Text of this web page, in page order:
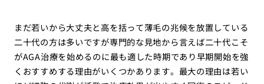
まだ若いから大丈夫と高を括って薄毛の兆候を放置している
二十代の方は多いですが専門的な見地から言えば二十代こそ
がAGA治療を始めるのに最も適した時期であり早期開始を強
くおすすめする理由がいくつかあります。最大の理由は若い